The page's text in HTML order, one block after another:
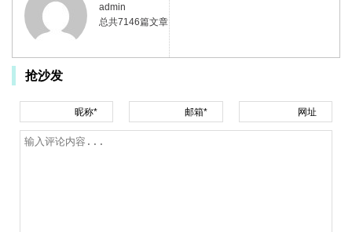
admin
总共7146篇文章
抢沙发
昵称* 邮箱* 网址